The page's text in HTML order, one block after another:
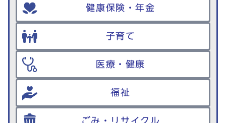
健康保険・年金
子育て
医療・健康
福祉
ごみ・リサイクル